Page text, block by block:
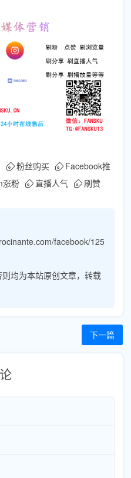
粉丝购买
Facebook推
涨粉 直播人气 刷赞
facebook/125
均为本站原创文章，转载
下一篇